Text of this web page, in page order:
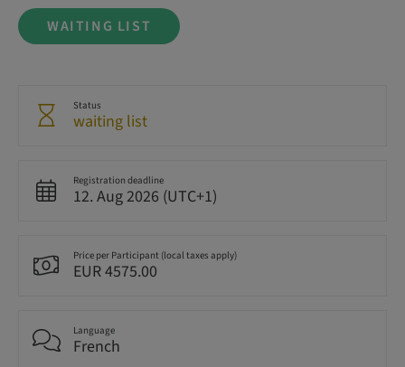
WAITING LIST
Status
waiting list
Registration deadline
12. Aug 2026 (UTC+1)
Price per Participant (local taxes apply)
EUR 4575.00
Language
French